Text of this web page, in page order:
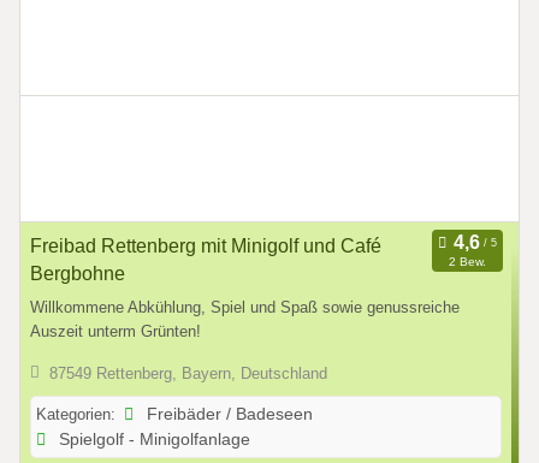
Freibad Rettenberg mit Minigolf und Café
Bergbohne
2 Bew.
Willkommene Abkühlung, Spiel und Spaß sowie genussreiche
Auszeit unterm Grünten!
87549 Rettenberg, Bayern, Deutschland
Kategorien:
Freibäder / Badeseen
Spielgolf - Minigolfanlage